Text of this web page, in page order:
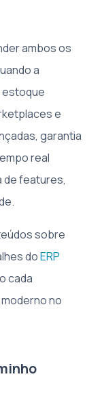
ambos os
a
estoque
e
garantia
real
de features,
sobre
doERP
cada
no